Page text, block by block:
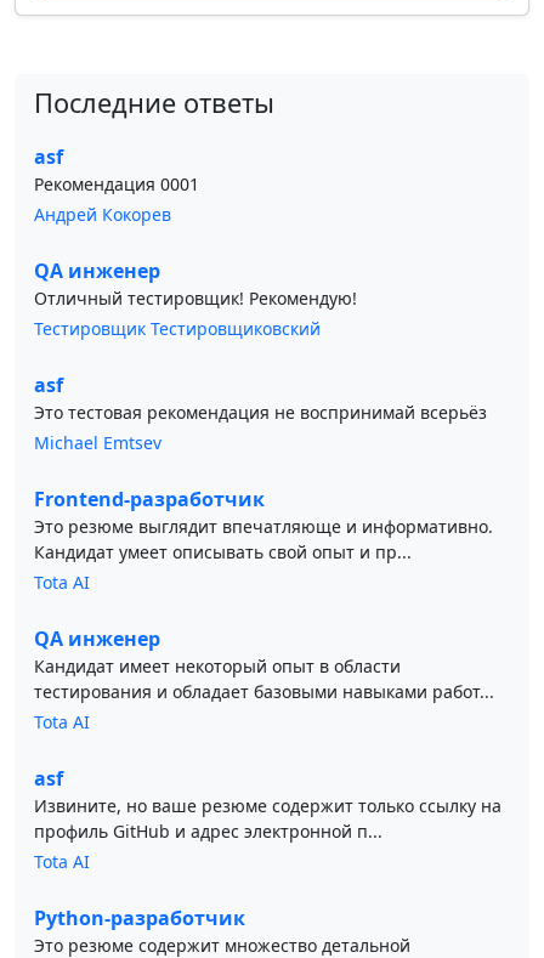
Последние ответы
asf
Рекомендация 0001
Андрей Кокорев
QA инженер
Отличный тестировщик! Рекомендую!
Тестировщик Тестировщиковский
asf
Это тестовая рекомендация не воспринимай всерьёз
Michael Emtsev
Frontend-разработчик
Это резюме выглядит впечатляюще и информативно.
Кандидат умеет описывать свой опыт и пр...
Tota AI
QA инженер
Кандидат имеет некоторый опыт в области
тестирования и обладает базовыми навыками работ...
Tota AI
asf
Извините, но ваше резюме содержит только ссылку на
профиль GitHub и адрес электронной п...
Tota AI
Python-разработчик
Это резюме содержит множество детальной